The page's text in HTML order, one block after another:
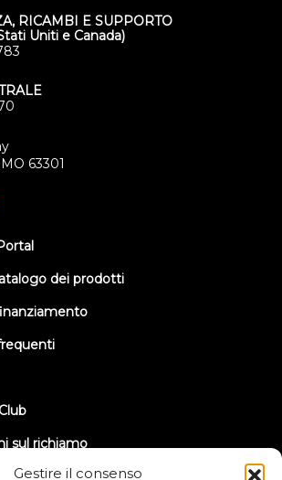
Gestire il consenso
RICAMBI E SUPPORTO
Uniti e Canada)
63301
(opens
newdei prodotti
sul richiamo